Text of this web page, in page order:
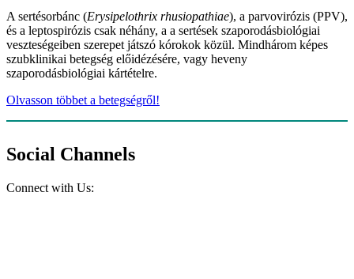
A sertésorbánc (Erysipelothrix rhusiopathiae), a parvovirózis (PPV),
és a leptospirózis csak néhány, a a sertések szaporodásbiológiai
veszteségeiben szerepet játszó kórokok közül. Mindhárom képes
szubklinikai betegség előidézésére, vagy heveny
szaporodásbiológiai kártételre.
Olvasson többet a betegségről!
Social Channels
Connect with Us: